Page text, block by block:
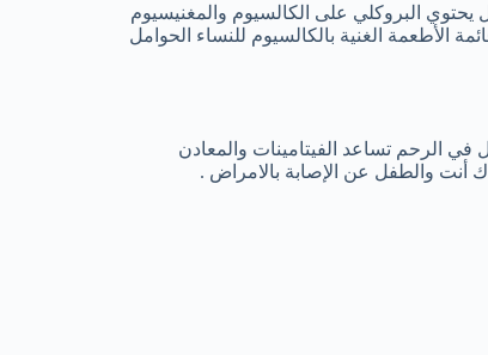
يحتوي البروكلي على الكالسيوم والمغنيسيوم
الأطعمة الغنية بالكالسيوم للنساء الحوامل
الرحم تساعد الفيتامينات والمعادن
أنت والطفل عن الإصابة بالامراض .